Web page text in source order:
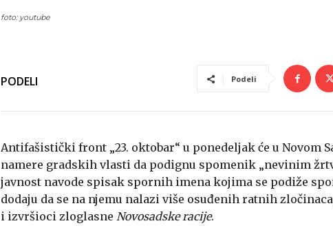
foto: youtube
PODELI Podeli
Antifašistički front „23. oktobar“ u ponedeljak će u Novom
namere gradskih vlasti da podignu spomenik „nevinim
javnost navode spisak spornih imena kojima se podiže
dodaju da se na njemu nalazi više osuđenih ratnih
i izvršioci zloglasne Novosadske racije.